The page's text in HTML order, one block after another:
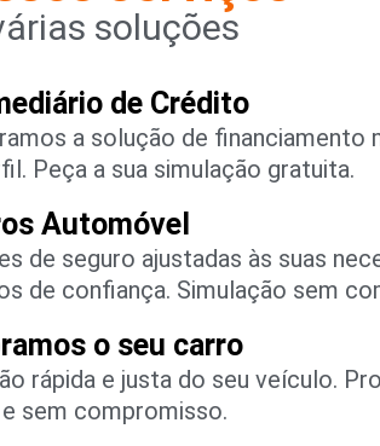
soluções
de Crédito
a solução de financiamento
Peça a sua simulação gratuita.
Automóvel
de seguro ajustadas às suas
de confiança. Simulação sem
o seu carro
rápida e justa do seu veículo.
sem compromisso.